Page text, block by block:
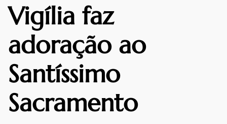
Vigília faz
adoração ao
Santíssimo
Sacramento